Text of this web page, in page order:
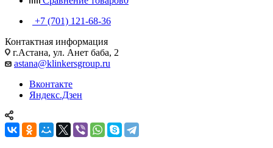
+7 (701) 121-68-36
Контактная информация
г.Астана, ул. Анет баба, 2
astana@klinkersgroup.ru
Вконтакте
Яндекс.Дзен